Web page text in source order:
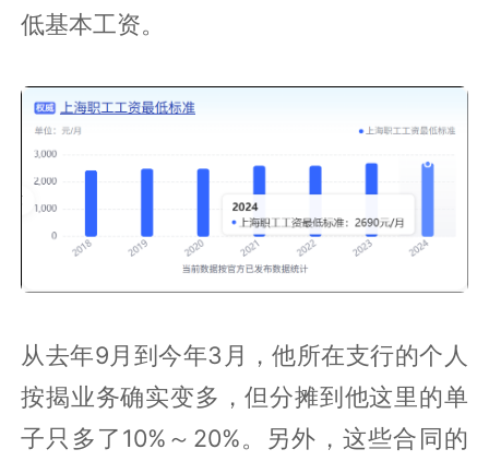
低基本工资。
从去年9月到今年3月，他所在支行的个人
按揭业务确实变多，但分摊到他这里的单
子只多了10%～20%。另外，这些合同的